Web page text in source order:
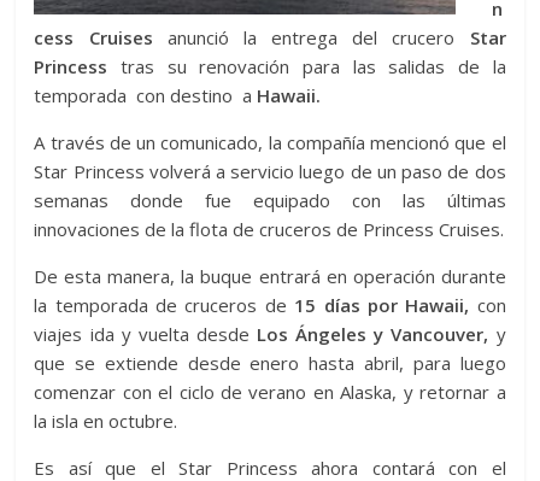
n
cess Cruises anunció la entrega del crucero Star
Princess tras su renovación para las salidas de la
temporada con destino a Hawaii.
A través de un comunicado, la compañía mencionó que el
Star Princess volverá a servicio luego de un paso de dos
semanas donde fue equipado con las últimas
innovaciones de la flota de cruceros de Princess Cruises.
De esta manera, la buque entrará en operación durante
la temporada de cruceros de 15 días por Hawaii, con
viajes ida y vuelta desde Los Ángeles y Vancouver, y
que se extiende desde enero hasta abril, para luego
comenzar con el ciclo de verano en Alaska, y retornar a
la isla en octubre.
Es así que el Star Princess ahora contará con el